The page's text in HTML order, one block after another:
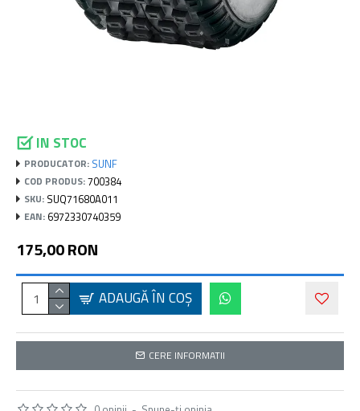
IN STOC
PRODUCATOR: SUNF
COD PRODUS:700384
SKU: SUQ71680A011
EAN: 6972330740359
175,00 RON
ADAUGĂ ÎN COŞ
CERE INFORMATII